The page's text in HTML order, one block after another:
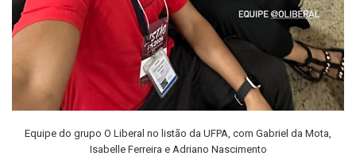
Equipe do grupo O Liberal no listão da UFPA, com Gabriel da Mota,
Isabelle Ferreira e Adriano Nascimento